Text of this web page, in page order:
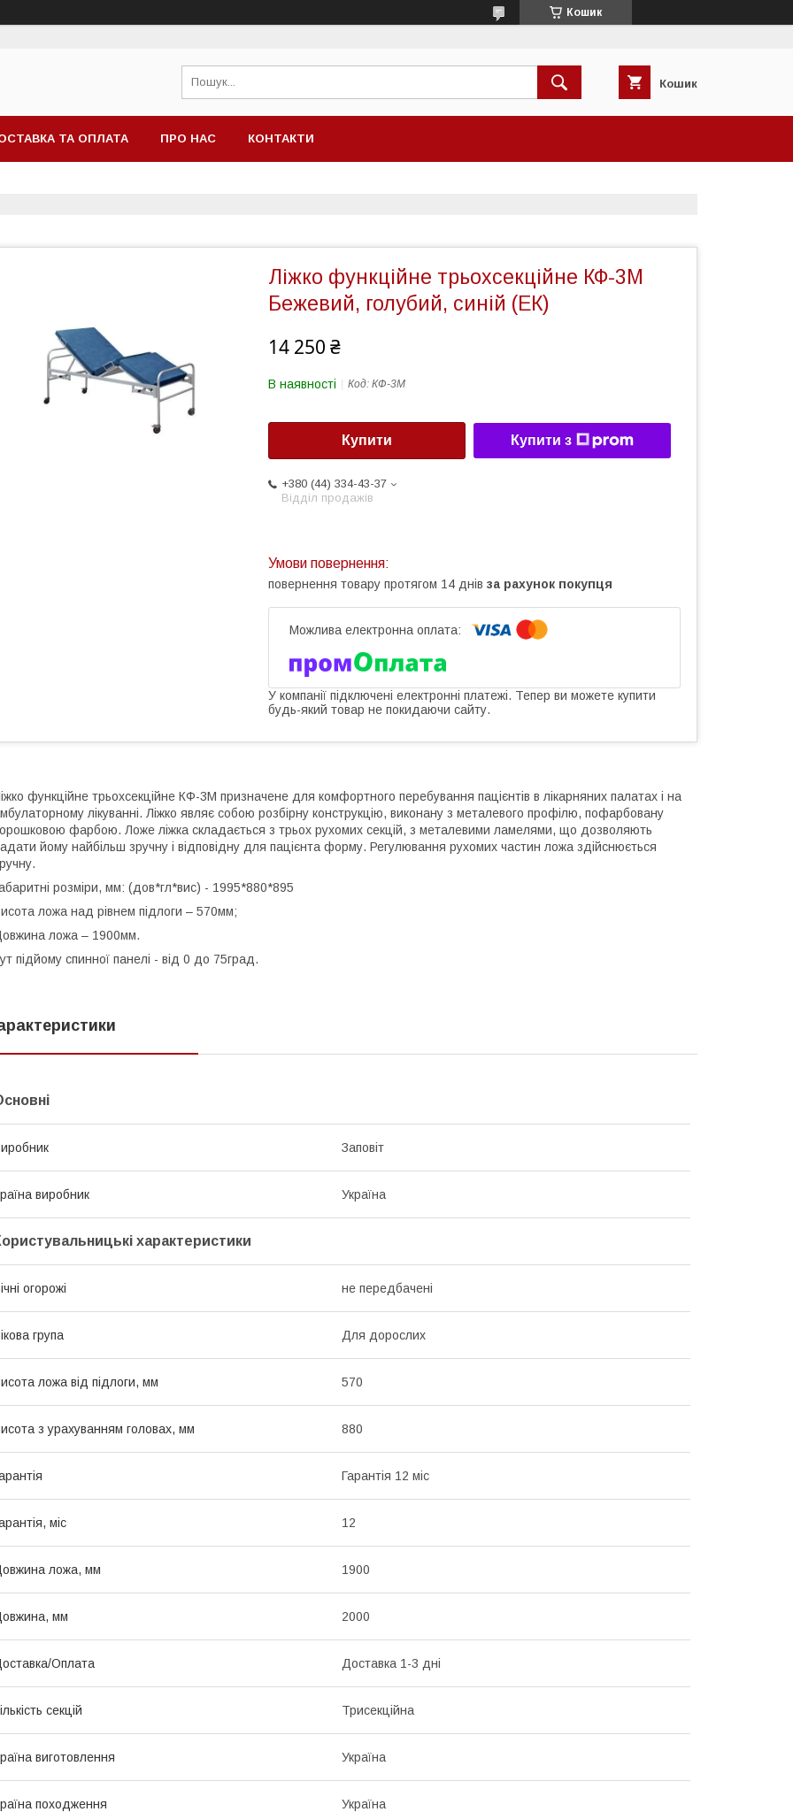
Кошик
Кошик
ТА ОПЛАТА ПРО НАС КОНТАКТИ
Ліжко функційне трьохсекційне КФ-3М
Бежевий, голубий, синій (ЕК)
14 250 ₴
В наявності Код: КФ-3М
Купити Купити з
+380 (44) 334-43-37
Відділ продажів
повернення товару протягом 14 днів за рахунок покупця
У компанії підключені електронні платежі. Тепер ви можете купити
будь-який товар не покидаючи сайту.
функційне трьохсекційне КФ-3М призначене для комфортного перебування пацієнтів в лікарняних палатах і на
лікуванні. Ліжко являє собою розбірну конструкцію, виконану з металевого профілю, пофарбовану
фарбою. Ложе ліжка складається з трьох рухомих секцій, з металевими ламелями, що дозволяють
йому найбільш зручну і відповідну для пацієнта форму. Регулювання рухомих частин ложа здійснюється
розміри, мм: (дов*гл*вис) - 1995*880*895
ложа над рівнем підлоги – 570мм;
ложа – 1900мм.
підйому спинної панелі - від 0 до 75град.
Заповіт
виробник Україна
характеристики
огорожі не передбачені
група Для дорослих
ложа від підлоги, мм 570
з урахуванням головах, мм 880
Гарантія 12 міс
міс 12
ложа, мм 1900
мм 2000
Оплата Доставка 1-3 дні
секцій Трисекційна
виготовлення Україна
походження Україна